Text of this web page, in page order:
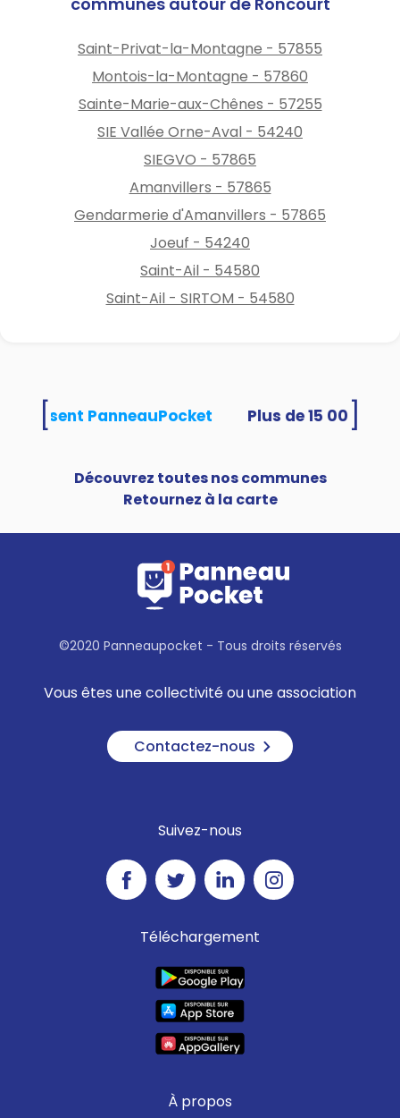
Saint-Privat-la-Montagne - 57855
Montois-la-Montagne - 57860
Sainte-Marie-aux-Chênes - 57255
SIE Vallée Orne-Aval - 54240
SIEGVO - 57865
Amanvillers - 57865
Gendarmerie d'Amanvillers - 57865
Joeuf - 54240
Saint-Ail - 54580
Saint-Ail - SIRTOM - 54580
utilisent PanneauPocket
Découvrez toutes nos communes
Retournez à la carte
©2020 Panneaupocket - Tous droits réservés
Vous êtes une collectivité ou une association
Contactez-nous
Suivez-nous
Téléchargement
À propos